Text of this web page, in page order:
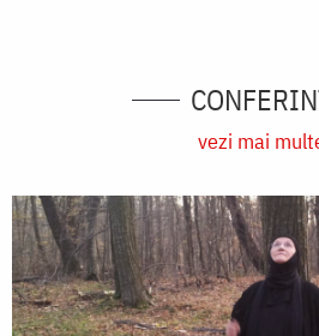
vezi mai